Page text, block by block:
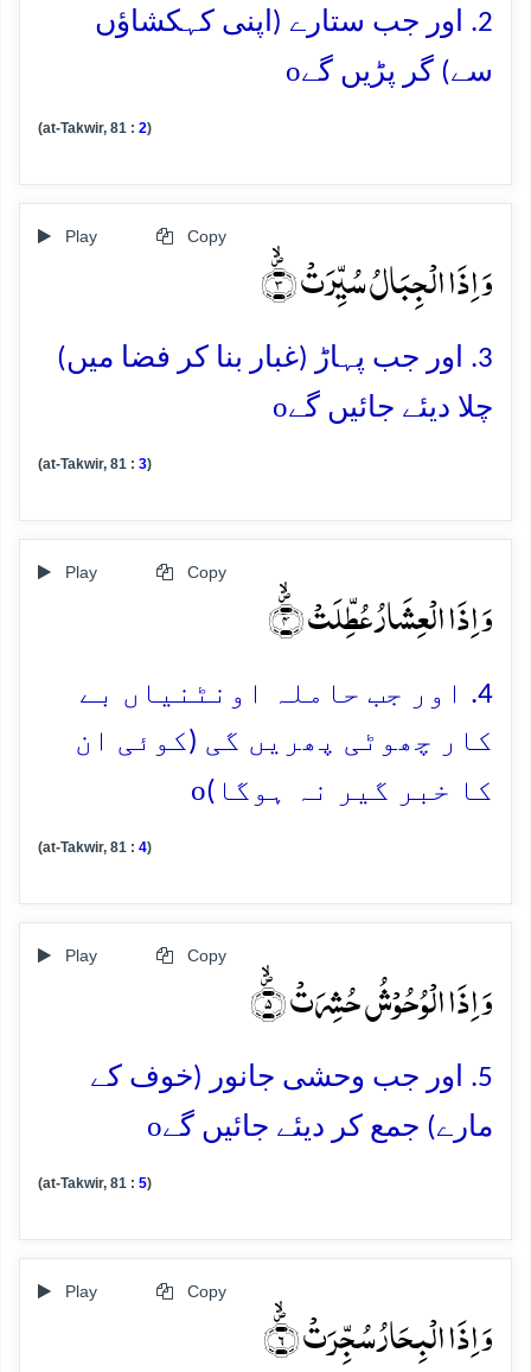
2. اور جب ستارے (اپنی کہکشاؤں
سے) گر پڑیں گےo
(at-Takwir, 81 : 2)
Play Copy
وَ اِذَا الۡجِبَالُ سُیِّرَتۡ ۪ۙ﴿۳﴾
3. اور جب پہاڑ (غبار بنا کر فضا میں)
چلا دیئے جائیں گےo
(at-Takwir, 81 : 3)
Play Copy
وَ اِذَا الۡعِشَارُ عُطِّلَتۡ ۪ۙ﴿۴﴾
4. اور جب حاملہ اونٹنیاں بے
کار چھوٹی پھریں گی (کوئی ان
کا خبر گیر نہ ہوگا)o
(at-Takwir, 81 : 4)
Play Copy
وَ اِذَا الۡوُحُوۡشُ حُشِرَتۡ ۪ۙ﴿۵﴾
5. اور جب وحشی جانور (خوف کے
مارے) جمع کر دیئے جائیں گےo
(at-Takwir, 81 : 5)
Play Copy
وَ اِذَا الۡبِحَارُ سُجِّرَتۡ ۪ۙ﴿۶﴾